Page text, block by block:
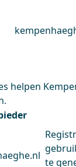
helpen
te